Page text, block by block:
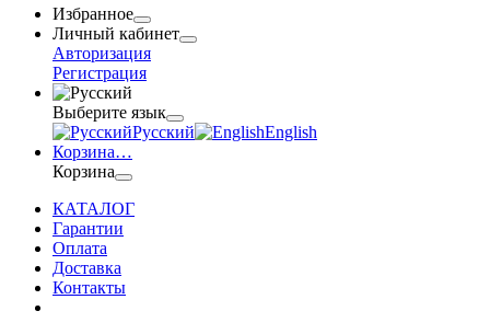
Избранное
Личный кабинет
Авторизация
Регистрация
Выберите язык
Русский
English
Корзина…
Корзина
КАТАЛОГ
Гарантии
Оплата
Доставка
Контакты